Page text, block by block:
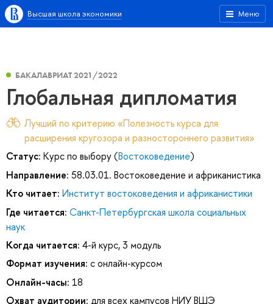
Меню
Высшая школа экономики
БАКАЛАВРИАТ 2021/2022
Глобальная дипломатия
Лучший по критерию «Полезность курса для
расширения кругозора и разностороннего развития»
Статус: Курс по выбору (Востоковедение)
Направление: 58.03.01. Востоковедение и африканистика
Кто читает: Институт востоковедения и африканистики
Где читается: Санкт-Петербургская школа социальных
наук
Когда читается: 4-й курс, 3 модуль
Формат изучения: с онлайн-курсом
Онлайн-часы: 18
Охват аудитории: для всех кампусов НИУ ВШЭ